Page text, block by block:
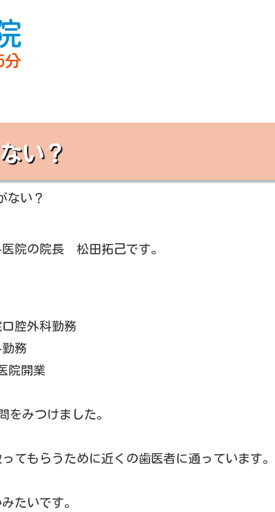
い？
ない？
院の院長 松田拓己です。
腔外科勤務
務
院開業
をみつけました。
てもらうために近くの歯医者に通っています。
たいです。